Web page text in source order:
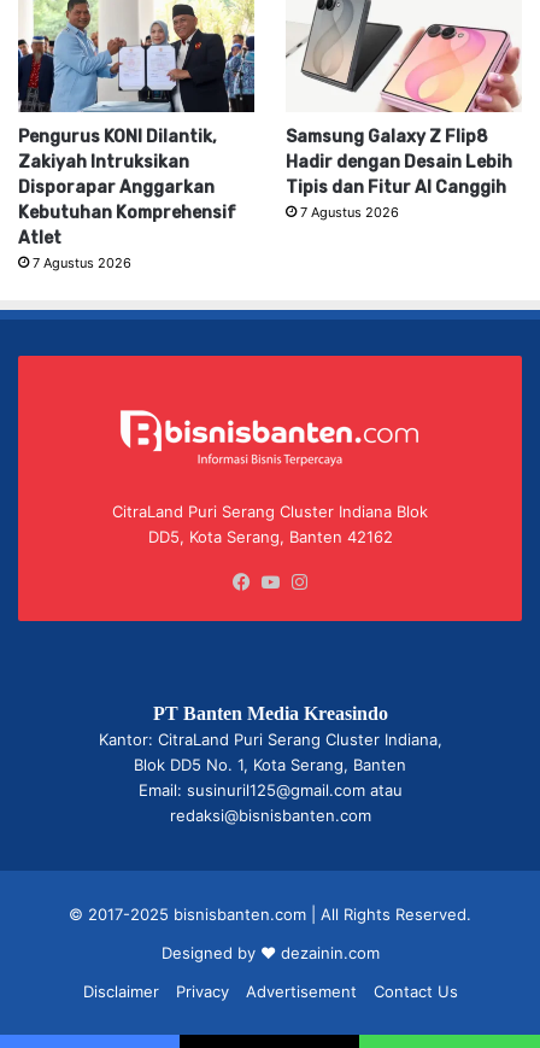
Pengurus KONI Dilantik,
Zakiyah Intruksikan
Disporapar Anggarkan
Kebutuhan Komprehensif
Atlet
7 Agustus 2026
Samsung Galaxy Z Flip8
Hadir dengan Desain Lebih
Tipis dan Fitur AI Canggih
7 Agustus 2026
CitraLand Puri Serang Cluster Indiana Blok
DD5, Kota Serang, Banten 42162
Facebook
YouTube
PT Banten Media Kreasindo
Kantor: CitraLand Puri Serang Cluster Indiana,
Blok DD5 No. 1, Kota Serang, Banten
Email: susinuril125@gmail.com atau
redaksi@bisnisbanten.com
© 2017-2025 bisnisbanten.com | All Rights Reserved.
Designed by ❤ dezainin.com
Disclaimer
Privacy Advertisement Contact Us